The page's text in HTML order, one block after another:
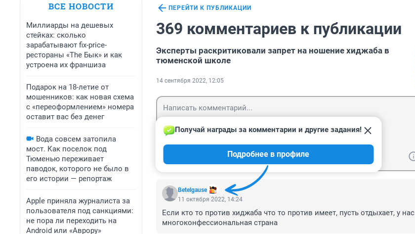
ВСЕ НОВОСТИ
Миллиарды на дешевых
стейках: сколько
зарабатывают fix-price-
рестораны «The Бык» и как
устроена их франшиза
Подарок на 18-летие от
мошенников: как новая схема
с «переоформлением» номера
оставит вас без денег
Вода совсем затопила
мост. Как поселок под
Тюменью переживает
паводок, которого не было в
его истории — репортаж
Apple приняла журналиста за
пользователя под санкциями:
не пора ли переходить на
Android или «Аврору»
ПЕРЕЙТИ К ПУБЛИКАЦИИ
369 комментариев к публикации
Эксперты раскритиковали запрет на ношение хиджаба в
тюменской школе
14 сентября 2022, 12:05
Betelgause
Получай награды за комментарии и другие задания!
Подробнее в профиле
11 октября 2022, 14:24
Если кто то против хиджаба что то против имеет, пусть отдыхает, у нас
многоконфессиональная страна